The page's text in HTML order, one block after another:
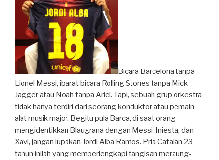
Bicara Barcelona tanpa
Lionel Messi, ibarat bicara Rolling Stones tanpa Mick
Jagger atau Noah tanpa Ariel. Tapi, sebuah grup orkestra
tidak hanya terdiri dari seorang konduktor atau pemain
alat musik major. Begitu pula Barca, di saat orang
mengidentikkan Blaugrana dengan Messi, Iniesta, dan
Xavi, jangan lupakan Jordi Alba Ramos. Pria Catalan 23
tahun inilah yang memperlengkapi tangisan meraung-